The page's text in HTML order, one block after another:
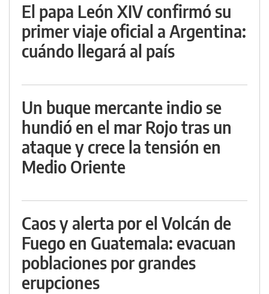
El papa León XIV confirmó su
primer viaje oficial a Argentina:
cuándo llegará al país
Un buque mercante indio se
hundió en el mar Rojo tras un
ataque y crece la tensión en
Medio Oriente
Caos y alerta por el Volcán de
Fuego en Guatemala: evacuan
poblaciones por grandes
erupciones